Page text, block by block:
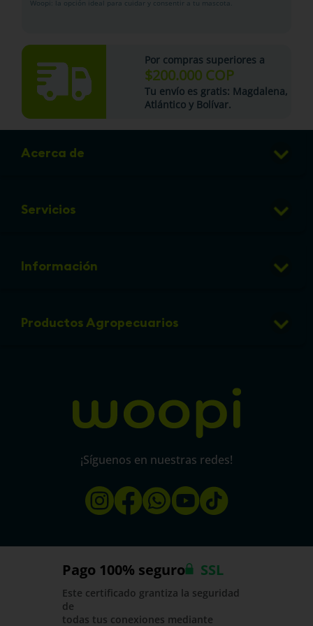
Woopi: la opción ideal para cuidar y consentir a tu mascota.
Por compras superiores a
$200.000 COP
Tu envío es gratis: Magdalena,
Atlántico y Bolívar.
Acerca de
Club de Puntos
Preguntas frecuentes
Linea de transparencia
Servicios
Veterinaria
Eventos
Información
info@micorral.com
Productos Agropecuarios
¡Síguenos en nuestras redes!
Pago 100% seguro SSL
Este certificado grantiza la seguridad
de
todas tus conexiones mediante